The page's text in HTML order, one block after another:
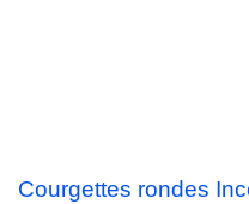
Courgettes rondes